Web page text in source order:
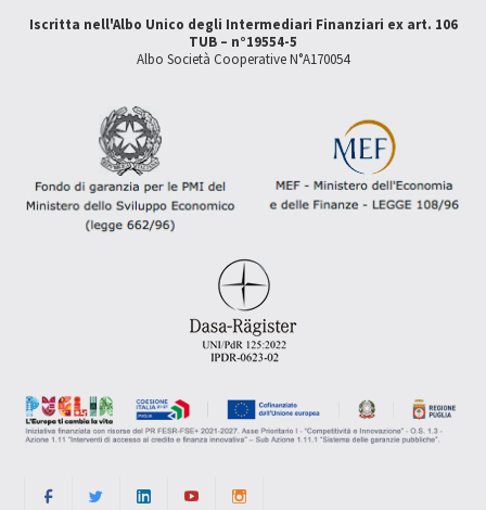
Iscritta nell'Albo Unico degli Intermediari Finanziari ex art. 106
TUB – n°19554-5
Albo Società Cooperative N°A170054